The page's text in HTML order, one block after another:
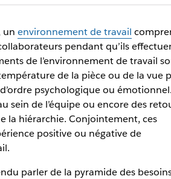
de
collaborateurs et garantit la
un environnement de travail
pendant qu’ils
de l’environnement de travail
de la pièce ou de la vue
psychologique ou
sein de l’équipe ou encore des
la hiérarchie. Conjointement, ces
positive ou négative de
parler de la pyramide des